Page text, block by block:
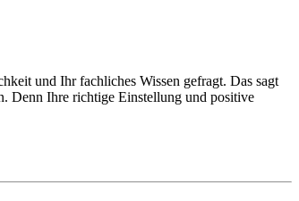
und Ihr fachliches Wissen gefragt. Das sagt
Denn Ihre richtige Einstellung und positive